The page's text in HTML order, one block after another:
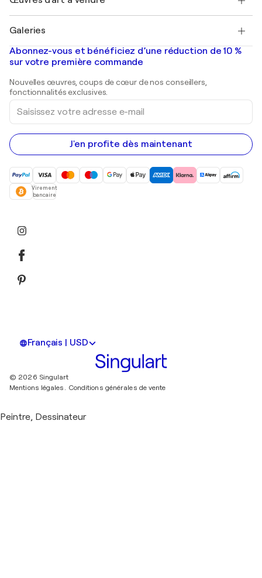
Banksy
Mr. Brainwash
Shepard Fairey
Tableaux abstraits à vendre
Peintures de paysage
Estampes
Peintures acryliques
Galeries
Galeries d'art en France
Galeries d'art en Belgique
Abonnez-vous et bénéficiez d’une réduction de 10 %
sur votre première commande
Nouvelles œuvres, coups de cœur de nos conseillers,
fonctionnalités exclusives.
Saisissez
votre
adresse
e-
mail
J'en profite dès maintenant
Virement
bancaire
Français | USD
© 2026 Singulart
Mentions légales. Conditions générales de vente
Peintre, Dessinateur